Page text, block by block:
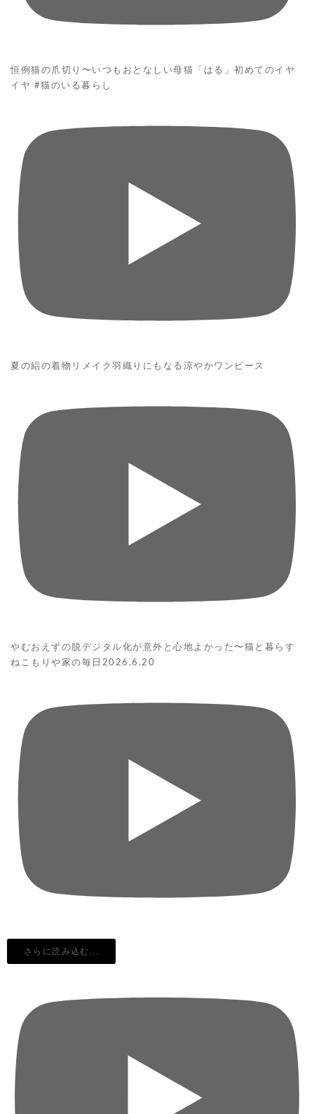
恒例猫の爪切り〜いつもおとなしい母猫「はる」初めてのイヤ
イヤ #猫のいる暮らし
夏の絽の着物リメイク羽織りにもなる涼やかワンピース
やむおえずの脱デジタル化が意外と心地よかった〜猫と暮らす
ねこもりや家の毎日2026.6.20
さらに読み込む...